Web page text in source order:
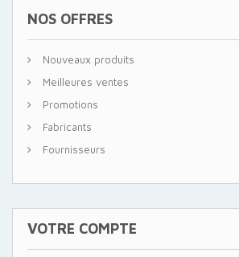
NOS OFFRES
Nouveaux produits
Meilleures ventes
Promotions
Fabricants
Fournisseurs
VOTRE COMPTE